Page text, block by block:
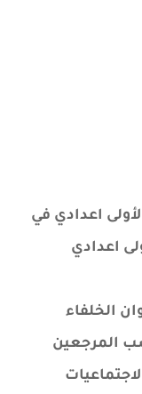
اعدادي في
اعدادي
الخلفاء
المرجعين